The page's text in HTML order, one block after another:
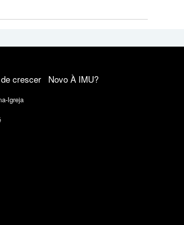
crescer
Igreja
Novo À IMU?